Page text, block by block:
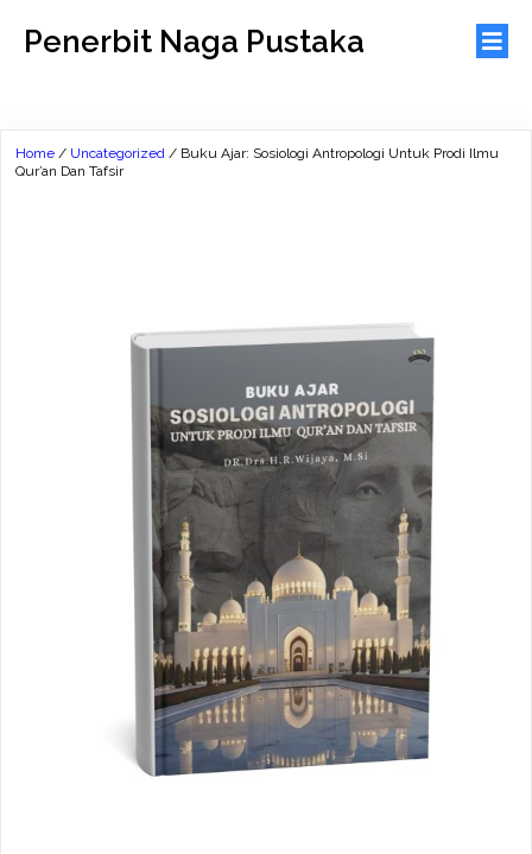
Penerbit Naga Pustaka
Home / Uncategorized / Buku Ajar: Sosiologi Antropologi Untuk Prodi Ilmu
Qur’an Dan Tafsir